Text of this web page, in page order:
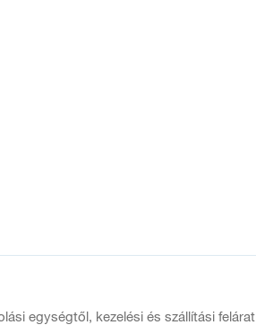
egységtől, kezelési és szállítási felárat